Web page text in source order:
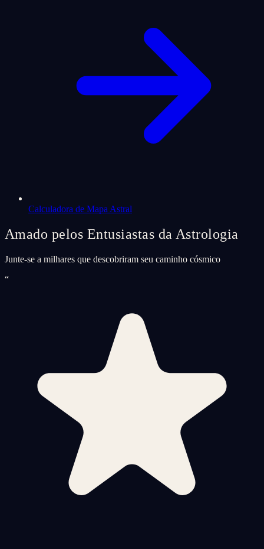
Calculadora de Mapa Astral
Amado pelos Entusiastas da Astrologia
Junte-se a milhares que descobriram seu caminho cósmico
“